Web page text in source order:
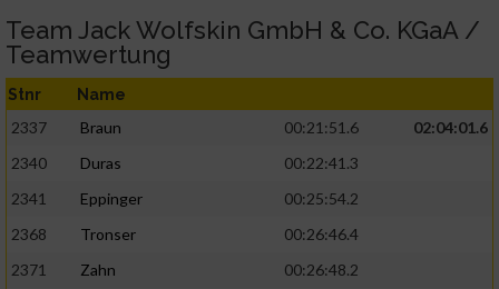
Team Jack Wolfskin GmbH & Co. KGaA /
Teamwertung
Stnr Name
2337 Braun 00:21:51.6
02:04:01.6
2340
Duras
00:22:41.3
2341
Eppinger
00:25:54.2
2368
Tronser
00:26:46.4
2371
Zahn
00:26:48.2